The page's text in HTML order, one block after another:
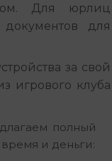
Для юрлиц
для
за свой
игрового клуба
полный
и деньги: